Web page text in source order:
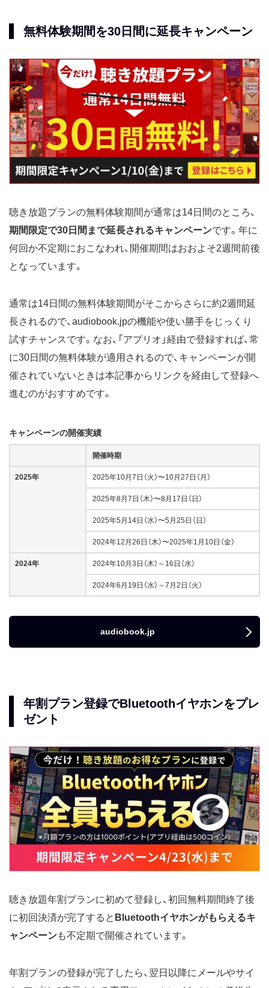
無料体験期間を30日間に延長キャンペーン
聴き放題プランの無料体験期間が通常は14日間のところ、
期間限定で30日間まで延長されるキャンペーンです。年に
何回か不定期におこなわれ、開催期間はおおよそ2週間前後
となっています。
通常は14日間の無料体験期間がそこからさらに約2週間延
長されるので、audiobook.jpの機能や使い勝手をじっくり
試すチャンスです。なお、「アプリオ」経由で登録すれば、常
に30日間の無料体験が適用されるので、キャンペーンが開
催されていないときは本記事からリンクを経由して登録へ
進むのがおすすめです。
キャンペーンの開催実績
開催時期
2025年 2025年10月7日（火）〜10月27日（月）
2025年8月7日（木）〜8月17日（日）
2025年5月14日（水）〜5月25日（日）
2024年12月26日（木）〜2025年1月10日（金）
2024年 2024年10月3日（木）～16日（水）
2024年6月19日（水）～7月2日（火）
audiobook.jp
年割プラン登録でBluetoothイヤホンをプレ
ゼント
聴き放題年割プランに初めて登録し、初回無料期間終了後
に初回決済が完了すると Bluetoothイヤホンがもらえるキ
ャンペーンも不定期で開催されています。
年割プランの登録が完了したら、翌日以降にメールやサイ